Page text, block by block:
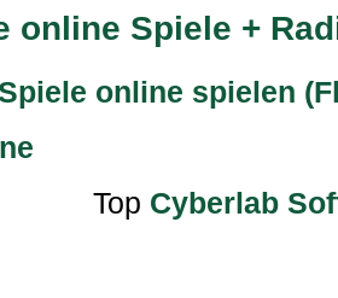
online Spiele +
online spielen
Top Cyberlab